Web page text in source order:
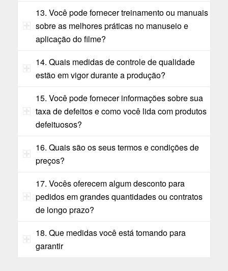
13. Você pode fornecer treinamento ou manuais
sobre as melhores práticas no manuseio e
aplicação do filme?
14. Quais medidas de controle de qualidade
estão em vigor durante a produção?
15. Você pode fornecer informações sobre sua
taxa de defeitos e como você lida com produtos
defeituosos?
16. Quais são os seus termos e condições de
preços?
17. Vocês oferecem algum desconto para
pedidos em grandes quantidades ou contratos
de longo prazo?
18. Que medidas você está tomando para
garantir